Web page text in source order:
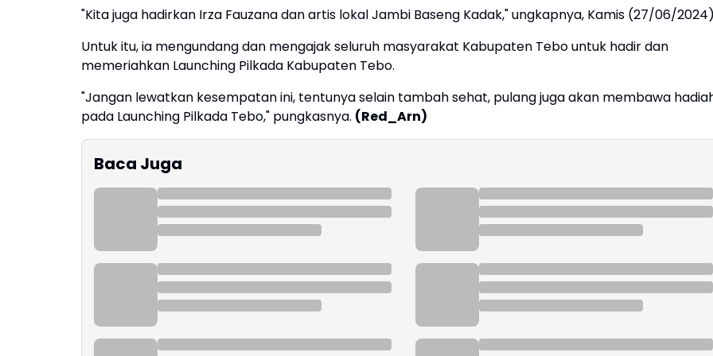
"Kita juga hadirkan Irza Fauzana dan artis lokal Jambi Baseng Kadak," ungkapnya, Kamis (27/06/
Untuk itu, ia mengundang dan mengajak seluruh masyarakat Kabupaten Tebo untuk hadir dan
memeriahkan Launching Pilkada Kabupaten Tebo.
"Jangan lewatkan kesempatan ini, tentunya selain tambah sehat, pulang juga akan membawa
pada Launching Pilkada Tebo," pungkasnya. (Red_Arn)
Baca Juga